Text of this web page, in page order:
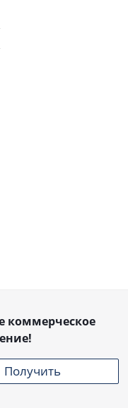
коммерческое
Получить